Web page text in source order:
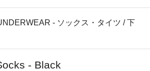
- ソックス・タイツ / 下
- Black